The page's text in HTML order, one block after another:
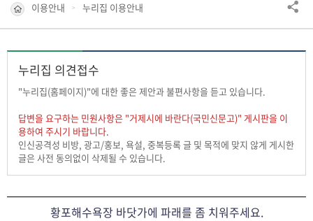
이용안내 누리집 이용안내
누리집 의견접수
"누리집(홈페이지)"에 대한 좋은 제안과 불편사항을 듣고 있습니다.
답변을 요구하는 민원사항은 "거제시에 바란다(국민신문고)" 게시판을 이
용하여 주시기 바랍니다.
인신공격성 비방, 광고/홍보, 욕설, 중복등록 글 및 목적에 맞지 않게 게시한
글은 사전 동의없이 삭제될 수 있습니다.
황포해수욕장 바닷가에 파래를 좀 치워주세요.